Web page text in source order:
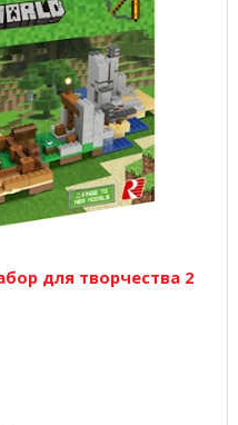
для творчества 2